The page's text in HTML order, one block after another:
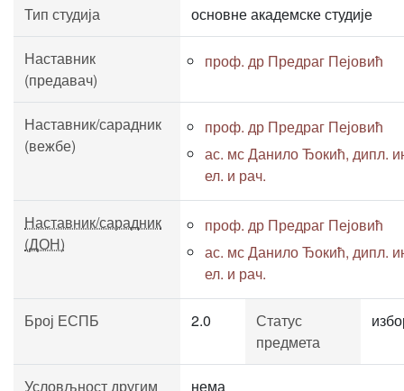
Тип студија основне академске студије
Наставник
(предавач)
проф. др Предраг Пејовић
Наставник/сарадник
(вежбе)
проф. др Предраг Пејовић
ас. мс Данило Ђокић, дипл.
ел. и рач.
Наставник/сарадник
(ДОН)
проф. др Предраг Пејовић
ас. мс Данило Ђокић, дипл.
ел. и рач.
Број ЕСПБ 2.0
Статус
предмета
Условљност другим
нема